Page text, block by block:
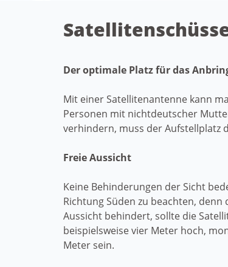
Der optimale Platz für das
Mit einer Satellitenantenne kann
Personen mit nichtdeutscher
verhindern, muss der Aufstellplatz
Freie Aussicht
Keine Behinderungen der Sicht
Richtung Süden zu beachten,
Aussicht behindert, sollte die
beispielsweise vier Meter hoch,
Meter sein.